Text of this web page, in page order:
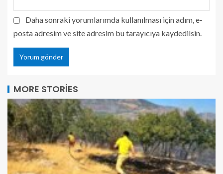
Daha sonraki yorumlarımda kullanılması için adım, e-
posta adresim ve site adresim bu tarayıcıya kaydedilsin.
MORE STORIES